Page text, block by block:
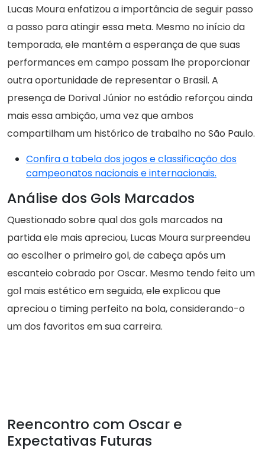
Lucas Moura enfatizou a importância de seguir passo
a passo para atingir essa meta. Mesmo no início da
temporada, ele mantém a esperança de que suas
performances em campo possam lhe proporcionar
outra oportunidade de representar o Brasil. A
presença de Dorival Júnior no estádio reforçou ainda
mais essa ambição, uma vez que ambos
compartilham um histórico de trabalho no São Paulo.
Confira a tabela dos jogos e classificação dos
campeonatos nacionais e internacionais.
Análise dos Gols Marcados
Questionado sobre qual dos gols marcados na
partida ele mais apreciou, Lucas Moura surpreendeu
ao escolher o primeiro gol, de cabeça após um
escanteio cobrado por Oscar. Mesmo tendo feito um
gol mais estético em seguida, ele explicou que
apreciou o timing perfeito na bola, considerando-o
um dos favoritos em sua carreira.
Reencontro com Oscar e
Expectativas Futuras